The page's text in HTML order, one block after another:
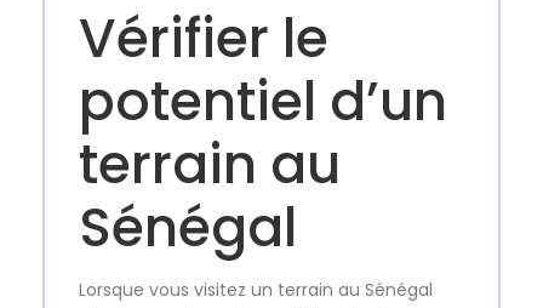
Vérifier le
potentiel d’un
terrain au
Sénégal
Lorsque vous visitez un terrain au Sénégal